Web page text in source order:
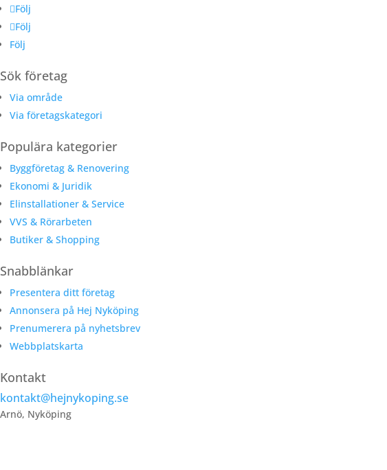
Följ
Följ
Följ
Sök företag
Via område
Via företagskategori
Populära kategorier
Byggföretag & Renovering
Ekonomi & Juridik
Elinstallationer & Service
VVS & Rörarbeten
Butiker & Shopping
Snabblänkar
Presentera ditt företag
Annonsera på Hej Nyköping
Prenumerera på nyhetsbrev
Webbplatskarta
Kontakt
kontakt@hejnykoping.se
Arnö, Nyköping